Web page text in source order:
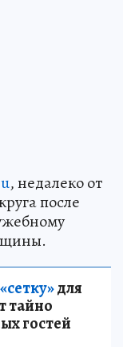
, недалеко от
после
для
тайно
гостей